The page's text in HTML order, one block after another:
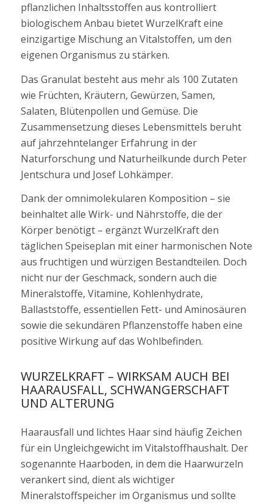
pflanzlichen Inhaltsstoffen aus kontrolliert
biologischem Anbau bietet WurzelKraft eine
einzigartige Mischung an Vitalstoffen, um den
eigenen Organismus zu stärken.
Das Granulat besteht aus mehr als 100 Zutaten
wie Früchten, Kräutern, Gewürzen, Samen,
Salaten, Blütenpollen und Gemüse. Die
Zusammensetzung dieses Lebensmittels beruht
auf jahrzehntelanger Erfahrung in der
Naturforschung und Naturheilkunde durch Peter
Jentschura und Josef Lohkämper.
Dank der omnimolekularen Komposition – sie
beinhaltet alle Wirk- und Nährstoffe, die der
Körper benötigt – ergänzt WurzelKraft den
täglichen Speiseplan mit einer harmonischen Note
aus fruchtigen und würzigen Bestandteilen. Doch
nicht nur der Geschmack, sondern auch die
Mineralstoffe, Vitamine, Kohlenhydrate,
Ballaststoffe, essentiellen Fett- und Aminosäuren
sowie die sekundären Pflanzenstoffe haben eine
positive Wirkung auf das Wohlbefinden.
WURZELKRAFT – WIRKSAM AUCH BEI
HAARAUSFALL, SCHWANGERSCHAFT
UND ALTERUNG
Haarausfall und lichtes Haar sind häufig Zeichen
für ein Ungleichgewicht im Vitalstoffhaushalt. Der
sogenannte Haarboden, in dem die Haarwurzeln
verankert sind, dient als wichtiger
Mineralstoffspeicher im Organismus und sollte